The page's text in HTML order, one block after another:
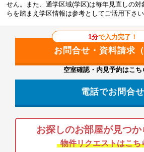
せん。また、通学区域(学区)は毎年見直しの
らを踏まえ学区情報は参考としてご活用下さい
1分で入力完了！
空室確認・内見予約はこち
電話でお問合せ
お探しのお部屋が見つ
物件リクエストはこち